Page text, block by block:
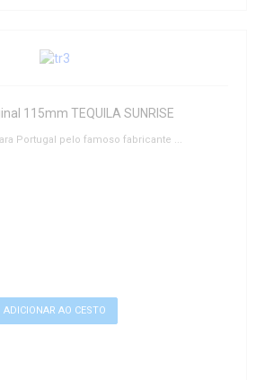
115mm TEQUILA SUNRISE
Portugal pelo famoso fabricante ...